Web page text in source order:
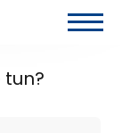
tun?